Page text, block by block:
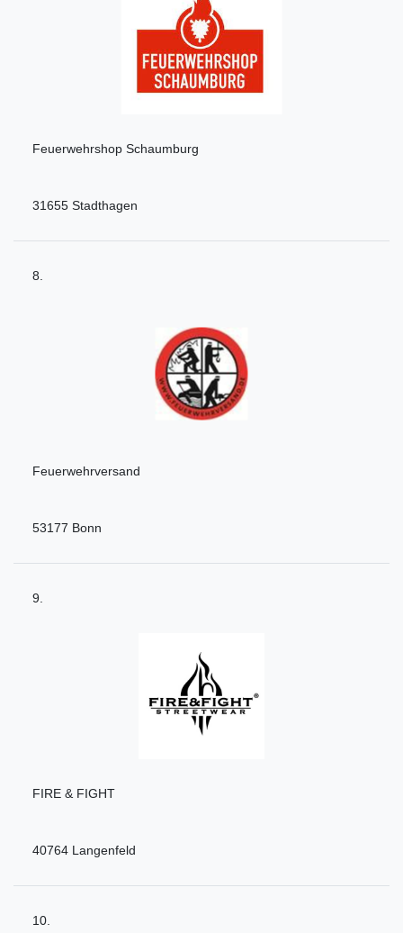
Feuerwehrshop Schaumburg
31655 Stadthagen
8.
Feuerwehrversand
53177 Bonn
9.
FIRE & FIGHT
40764 Langenfeld
10.